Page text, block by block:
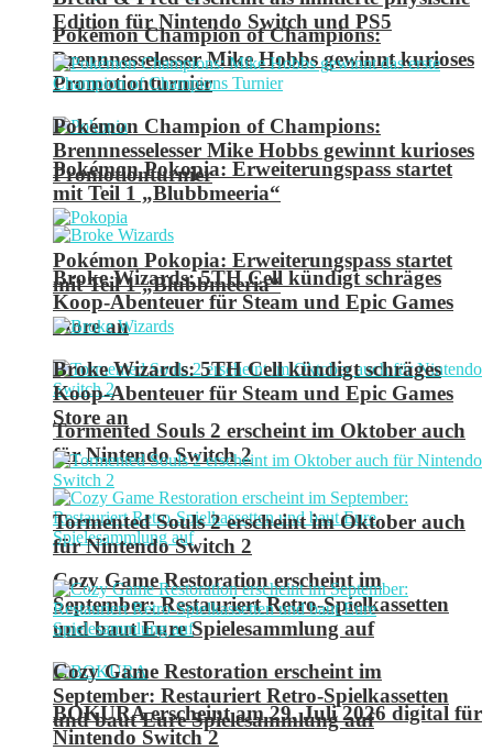
Pokémon Champion of Champions:
Brennnesselesser Mike Hobbs gewinnt kurioses
Promotionturnier
Pokémon Pokopia: Erweiterungspass startet
mit Teil 1 „Blubbmeeria“
Broke Wizards: 5TH Cell kündigt schräges
Koop-Abenteuer für Steam und Epic Games
Store an
Tormented Souls 2 erscheint im Oktober auch
für Nintendo Switch 2
Cozy Game Restoration erscheint im
September: Restauriert Retro-Spielkassetten
und baut Eure Spielesammlung auf
BOKURA erscheint am 29. Juli 2026 digital für
Nintendo Switch 2
Edition für Nintendo Switch und PS5
Pokémon Champion of Champions:
Brennnesselesser Mike Hobbs gewinnt kurioses
Promotionturnier
Pokémon Pokopia: Erweiterungspass startet
mit Teil 1 „Blubbmeeria“
Broke Wizards: 5TH Cell kündigt schräges
Koop-Abenteuer für Steam und Epic Games
Store an
Tormented Souls 2 erscheint im Oktober auch
für Nintendo Switch 2
Cozy Game Restoration erscheint im
September: Restauriert Retro-Spielkassetten
und baut Eure Spielesammlung auf